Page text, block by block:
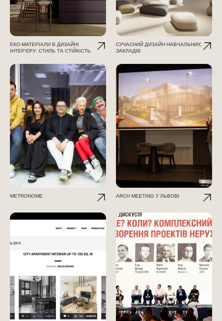
ЕКО-МАТЕРІАЛИ В ДИЗАЙНІ
ІНТЕР'ЄРУ: СТИЛЬ ТА СТІЙКІСТЬ
СУЧАСНИЙ ДИЗАЙН НАВЧАЛЬНИХ
ЗАКЛАДІВ
METRONOME ARCH MEETING У ЛЬВОВІ